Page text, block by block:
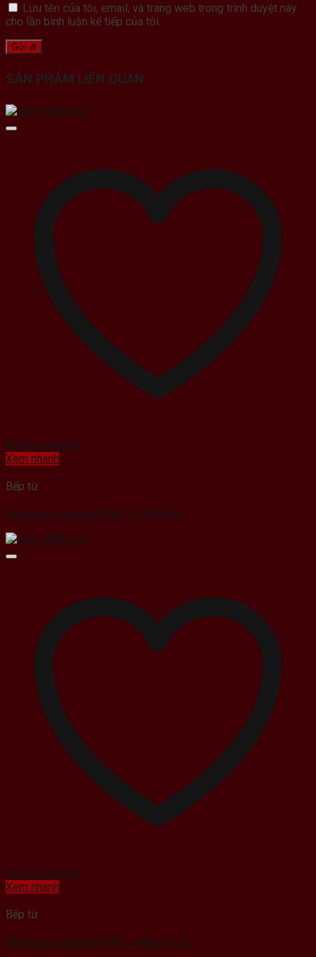
Lưu tên của tôi, email, và trang web trong trình duyệt này
cho lần bình luận kế tiếp của tôi.
SẢN PHẨM LIÊN QUAN
Add to wishlist
Xem nhanh
Bếp từ
Bếp từ đôi Spelier SPM – 928I Plus
Add to wishlist
Xem nhanh
Bếp từ
Bếp từ đôi Spelier SPM – 988I PLUS